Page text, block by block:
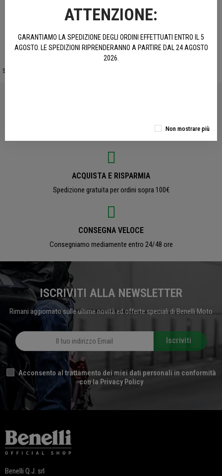
ACQUISTA
Sito protetto da reCAPTCHA.
ACQUISTA E RISPARMIA
Spedizione gratuita per ordini sopra 100€
CONSEGNA VELOCE
Consegniamo mediamente entro 24/48 ore
ISCRIVITI ALLA NEWSLETTER
Rimani aggiornato sulle ultime novità ed offerte speciali di Benelli Moto
Iscriviti
Acconsento al trattamento dei miei dati personali in conformità
con la Privacy Policy
Benelli Q.J. srl
ATTENZIONE:
GARANTIAMO LA SPEDIZIONE DEGLI ORDINI EFFETTUATI ENTRO IL 5
AGOSTO. LE SPEDIZIONI RIPRENDERANNO A PARTIRE DAL 24 AGOSTO
2026.
Non mostrare più